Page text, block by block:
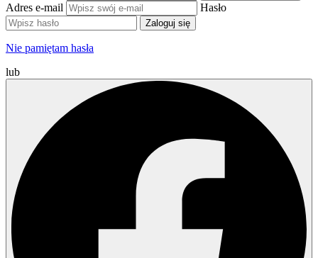
Adres e-mail Hasło
Zaloguj się
Nie pamiętam hasła
lub